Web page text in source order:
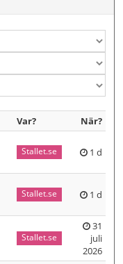
Var? När?
Stallet.se 1 d
Stallet.se 1 d
Stallet.se
31
juli
2026